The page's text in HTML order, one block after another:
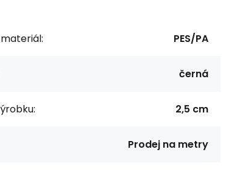
PES/PA
černá
2,5 cm
Prodej na metry